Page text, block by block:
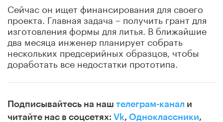
Сейчас он ищет финансирования для своего
проекта. Главная задача – получить грант для
изготовления формы для литья. В ближайшие
два месяца инженер планирует собрать
нескольких предсерийных образцов, чтобы
доработать все недостатки прототипа.
Подписывайтесь на наш телеграм-канал и
читайте нас в соцсетях: Vk, Одноклассники,